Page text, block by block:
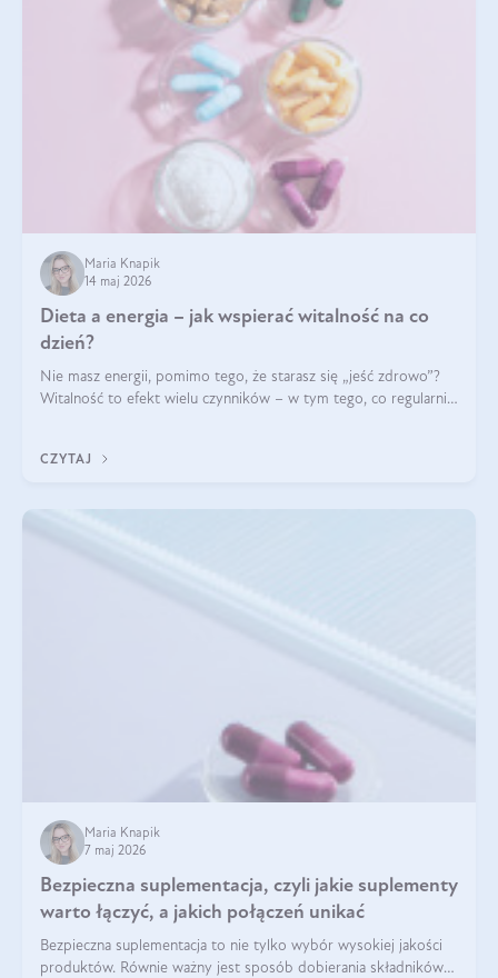
Maria Knapik
14 maj 2026
Dieta a energia – jak wspierać witalność na co
dzień?
Nie masz energii, pomimo tego, że starasz się „jeść zdrowo”?
Witalność to efekt wielu czynników – w tym tego, co regularnie
CZYTAJ
Maria Knapik
7 maj 2026
Bezpieczna suplementacja, czyli jakie suplementy
warto łączyć, a jakich połączeń unikać
Bezpieczna suplementacja to nie tylko wybór wysokiej jakości
produktów. Równie ważny jest sposób dobierania składników